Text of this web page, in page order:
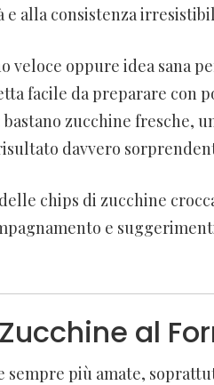
e alla consistenza
veloce oppure idea sana
facile da preparare con
zucchine fresche,
davvero
chips di zucchine
e
al
più amate,